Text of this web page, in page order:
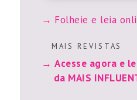
Folheie e leia
M A I S R E V I S T A S
Acesse agora e
da MAIS